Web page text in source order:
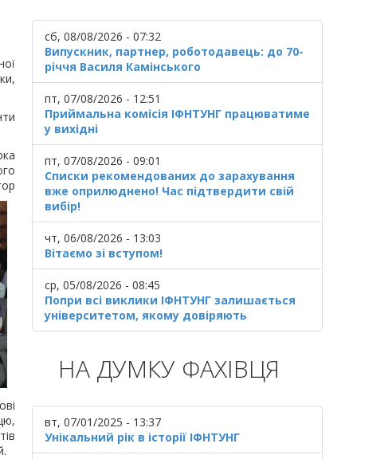
сб, 08/08/2026 - 07:32
Випускник, партнер, роботодавець: до 70-
річчя Василя Камінського
пт, 07/08/2026 - 12:51
Приймальна комісія ІФНТУНГ працюватиме
у вихідні
пт, 07/08/2026 - 09:01
Списки рекомендованих до зарахування
вже оприлюднено! Час підтвердити свій
вибір!
чт, 06/08/2026 - 13:03
Вітаємо зі вступом!
ср, 05/08/2026 - 08:45
Попри всі виклики ІФНТУНГ залишається
університетом, якому довіряють
НА ДУМКУ ФАХІВЦЯ
вт, 07/01/2025 - 13:37
Унікальний рік в історії ІФНТУНГ